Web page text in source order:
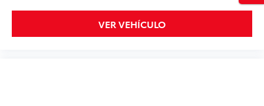
VER VEHÍCULO